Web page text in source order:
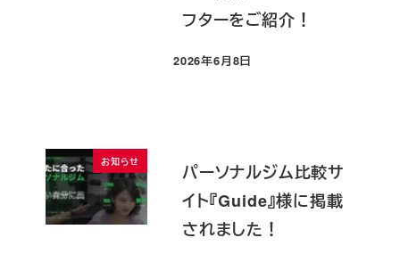
フターをご紹介！
投稿日
2026年6月8日
お知らせ
パーソナルジム比較サ
イト『Guide』様に掲載
されました！